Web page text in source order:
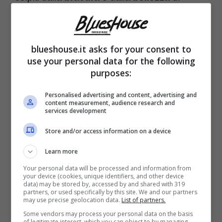
Antonia Fotaras , protagonista della serie tv
”, andata in onda su Sky dal 6
al 27 ottobre. Antonia interpretaArianna
Moretti, ragazza scomparsa in circostanze
senza vita dopo 30 anni.
In molti hanno apprezzato l’interpretazione
della Fotaras, considerata una delle giovani
attrici più talentuose del nostro cinema. Per
Antonia non si tratta del debutto in una serie
blueshouse.it asks for your consent to
use your personal data for the following
purposes:
Personalised advertising and content, advertising and
content measurement, audience research and
services development
Store and/or access information on a device
Learn more
Your personal data will be processed and information from
your device (cookies, unique identifiers, and other device
data) may be stored by, accessed by and shared with 319
partners, or used specifically by this site. We and our partners
may use precise geolocation data. List of partners.
Some vendors may process your personal data on the basis